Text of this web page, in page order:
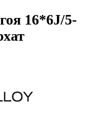
16*6J/5-